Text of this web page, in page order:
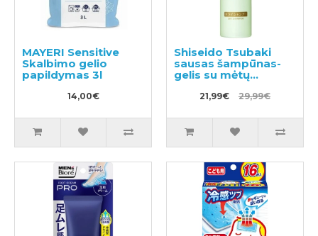
MAYERI Sensitive
Skalbimo gelio
papildymas 3l
14,00€
Shiseido Tsubaki
sausas šampūnas-
gelis su mėtų
aromatu 180ml
21,99€ 29,99€